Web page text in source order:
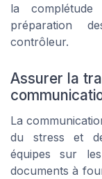
la
préparation
contrôleur.
Assurer la
La
du stress et
équipes sur
documents à